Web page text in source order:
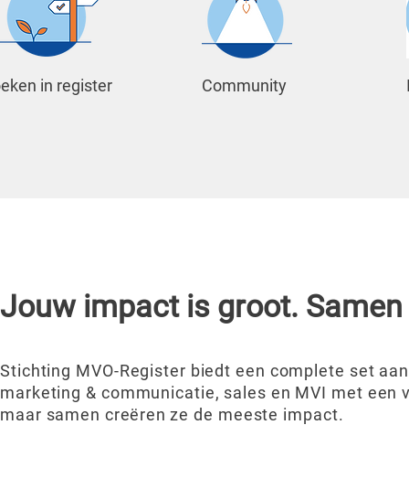
in register Community
Jouw impact is groot.
Stichting MVO-Register biedt een complete set
marketing & communicatie, sales en MVI met
maar samen creëren ze de meeste impact.